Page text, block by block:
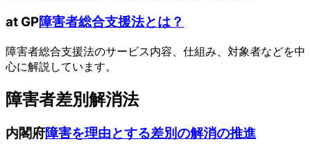
at GP障害者総合支援法とは？
障害者総合支援法のサービス内容、仕組み、対象者などを中
心に解説しています。
障害者差別解消法
内閣府障害を理由とする差別の解消の推進